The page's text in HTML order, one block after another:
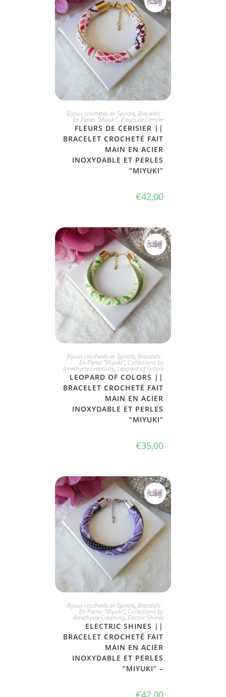
JE L'ADOPTE
Bijoux crochetés en Spirale, Bracelets :
En Perles "Miyuki",Fleurs de Cerisier
FLEURS DE CERISIER ||
BRACELET CROCHETÉ FAIT
MAIN EN ACIER
INOXYDABLE ET PERLES
“MIYUKI”
€42,00
JE L'ADOPTE
Bijoux crochetés en Spirale, Bracelets :
En Perles "Miyuki", Collections by
Amethyste Creativity, Leopard of Colors
LEOPARD OF COLORS ||
BRACELET CROCHETÉ FAIT
MAIN EN ACIER
INOXYDABLE ET PERLES
“MIYUKI”
€35,00
JE L'ADOPTE
Bijoux crochetés en Spirale, Bracelets :
En Perles "Miyuki", Collections by
Amethyste Creativity, Electric Shines
ELECTRIC SHINES ||
BRACELET CROCHETÉ FAIT
MAIN EN ACIER
INOXYDABLE ET PERLES
“MIYUKI” –
€42,00